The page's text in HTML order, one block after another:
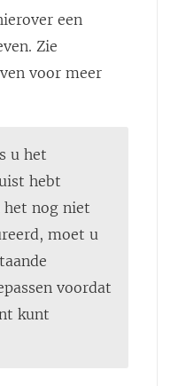
een
Zie
voor meer
u het
hebt
het nog niet
moet u
voordat
kunt